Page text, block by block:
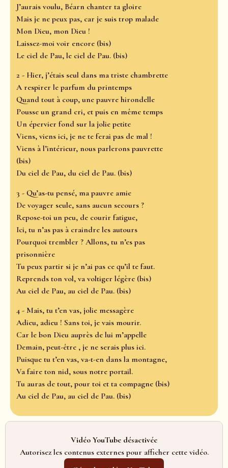
J’aurais voulu, Béarn chanter ta gloire
Mais je ne peux pas, car je suis trop malade
Mon Dieu, mon Dieu !
Laissez-moi voir encore (bis)
Le ciel de Pau, le ciel de Pau. (bis)
2 - Hier, j’étais seul dans ma triste chambrette
A respirer le parfum du printemps
Quand tout à coup, une pauvre hirondelle
Pousse un grand cri, et puis en même temps
Un épervier fond sur la jolie petite
Viens, viens ici, je ne te ferai pas de mal !
Viens à l’intérieur, nous parlerons pauvrette
(bis)
Du ciel de Pau, du ciel de Pau. (bis)
3 - Qu’as-tu pensé, ma pauvre amie
De voyager seule, sans aucun secours ?
Repose-toi un peu, de courir fatigue,
Ici, tu n’as pas à craindre les autours
Pourquoi trembler ? Allons, tu n’es pas
prisonnière
Tu peux partir si je n’ai pas ce qu’il te faut.
Reprends ton vol, va voltiger légère (bis)
Au ciel de Pau, au ciel de Pau. (bis)
4 - Mais, tu t’en vas, jolie messagère
Adieu, adieu ! Sans toi, je vais mourir.
Car le bon Dieu auprès de lui m’appelle
Demain, peut-être , je ne serais plus ici.
Puisque tu t’en vas, va-t-en dans la montagne,
Va faire ton nid, sous notre portail.
Tu auras de tout, pour toi et ta compagne (bis)
Au ciel de Pau, au ciel de Pau. (bis)
Vidéo YouTube désactivée
Autorisez les contenus externes pour afficher cette vidéo.